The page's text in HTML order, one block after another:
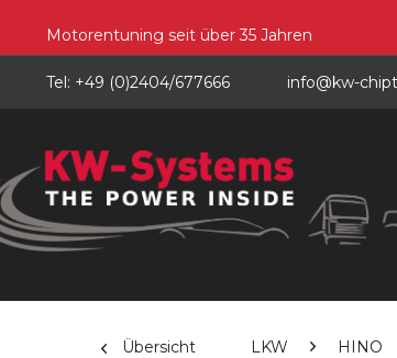
Motorentuning seit über 35 Jahren
Tel: +49 (0)2404/677666 info@kw-
Übersicht LKW HINO